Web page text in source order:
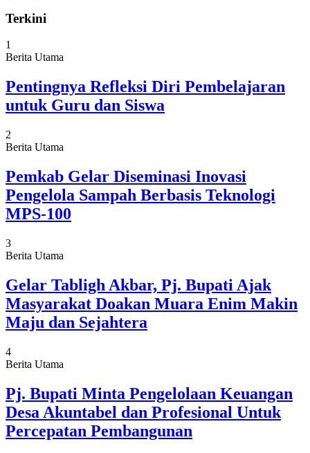
Terkini
1
Berita Utama
Pentingnya Refleksi Diri Pembelajaran
untuk Guru dan Siswa
2
Berita Utama
Pemkab Gelar Diseminasi Inovasi
Pengelola Sampah Berbasis Teknologi
MPS-100
3
Berita Utama
Gelar Tabligh Akbar, Pj. Bupati Ajak
Masyarakat Doakan Muara Enim Makin
Maju dan Sejahtera
4
Berita Utama
Pj. Bupati Minta Pengelolaan Keuangan
Desa Akuntabel dan Profesional Untuk
Percepatan Pembangunan